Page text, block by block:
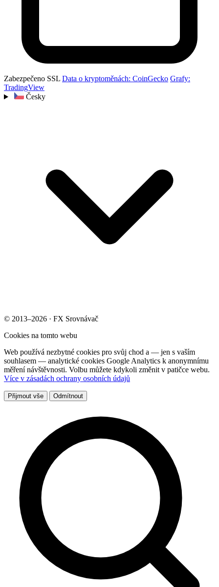
Zabezpečeno SSL Data o kryptoměnách: CoinGecko Grafy:
TradingView
Česky
© 2013–2026 · FX Srovnávač
Cookies na tomto webu
Web používá nezbytné cookies pro svůj chod a — jen s vaším
souhlasem — analytické cookies Google Analytics k anonymnímu
měření návštěvnosti. Volbu můžete kdykoli změnit v patičce webu.
Více v zásadách ochrany osobních údajů
Přijmout vše Odmítnout